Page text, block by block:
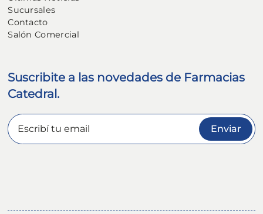
Sucursales
Contacto
Salón Comercial
Suscribite a las novedades de Farmacias
Catedral.
Enviar